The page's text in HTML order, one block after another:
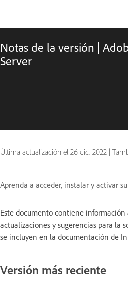
Notas de la versión |
Server
Última actualización el 26 dic. 2022 |
Aprenda a acceder, instalar y activar
Este documento contiene información
actualizaciones y sugerencias para la
se incluyen en la documentación de
Versión más reciente